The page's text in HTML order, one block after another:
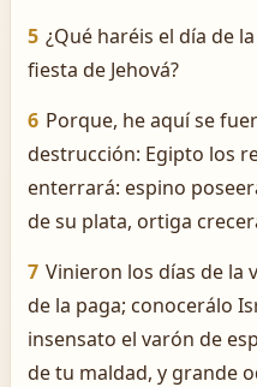
5 ¿Qué haréis el día de
fiesta de Jehová?
6 Porque, he aquí se
destrucción: Egipto los
enterrará: espino
de su plata, ortiga
7 Vinieron los días de la
de la paga; conocerálo
insensato el varón de
de tu maldad, y grande